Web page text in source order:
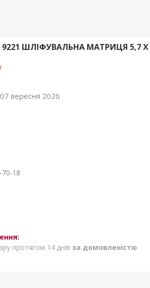
9221 ШЛІФУВАЛЬНА МАТРИЦЯ 5,7
вересня 2026
18
протягом 14 днів за домовленістю